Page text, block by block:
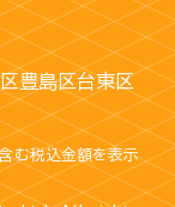
豊島区台東区
む税込金額を表示